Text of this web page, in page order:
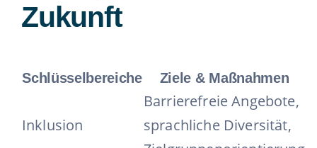
Zukunft
Schlüsselbereiche Ziele & Maßnahmen
Inklusion
Barrierefreie Angebote,
sprachliche Diversität,